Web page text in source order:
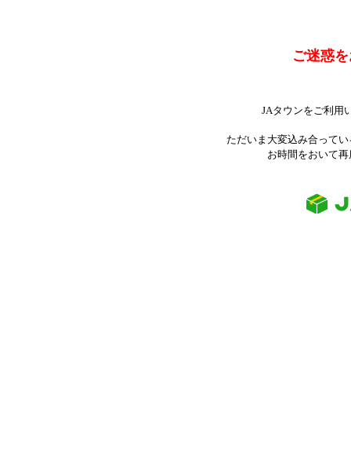
ご迷惑
JAタウンをご利用
ただいま大変込み合って
お時間をおいて